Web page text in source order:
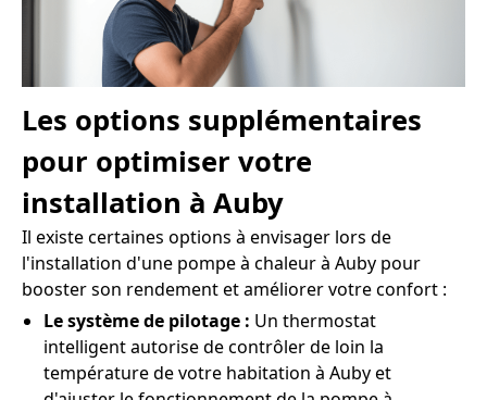
Les options supplémentaires
pour optimiser votre
installation à Auby
Il existe certaines options à envisager lors de
l'installation d'une pompe à chaleur à Auby pour
booster son rendement et améliorer votre confort :
Le système de pilotage : Un thermostat
intelligent autorise de contrôler de loin la
température de votre habitation à Auby et